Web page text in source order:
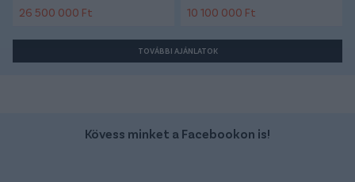
26 500 000 Ft 10 100 000 Ft
TOVÁBBI AJÁNLATOK
Kövess minket a Facebookon is!